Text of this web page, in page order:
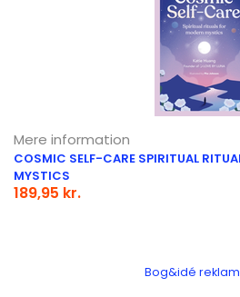
Mere information
COSMIC SELF-CARE SPIRITUAL
MYSTICS
189,95 kr.
Bog&idé